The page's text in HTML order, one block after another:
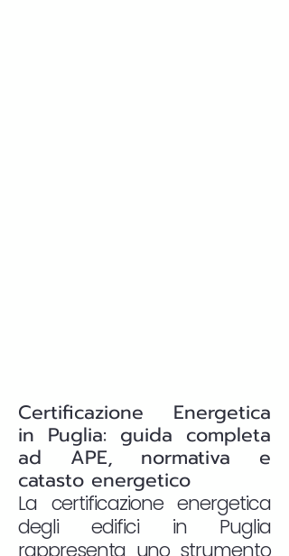
Certificazione Energetica
in Puglia: guida completa
ad APE, normativa e
catasto energetico
La certificazione energetica
degli edifici in Puglia
rappresenta uno strumento